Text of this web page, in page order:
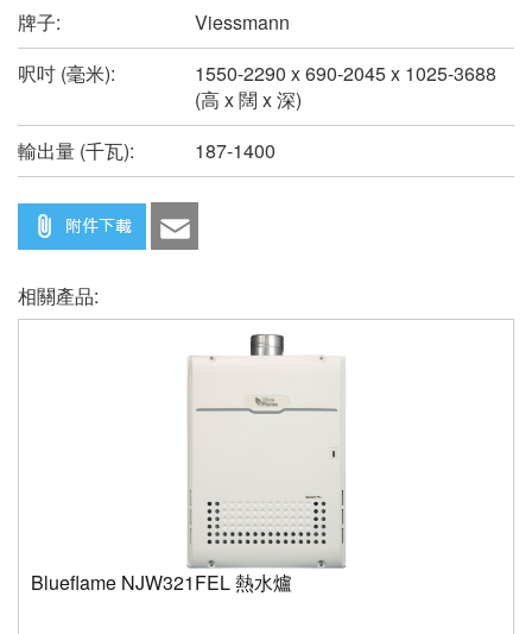
牌子:
Viessmann
呎吋 (毫米):
1550-2290 x 690-2045 x 1025-3688
(高 x 闊 x 深)
輸出量 (千瓦):
187-1400
相關產品:
Blueflame NJW321FEL 熱水爐